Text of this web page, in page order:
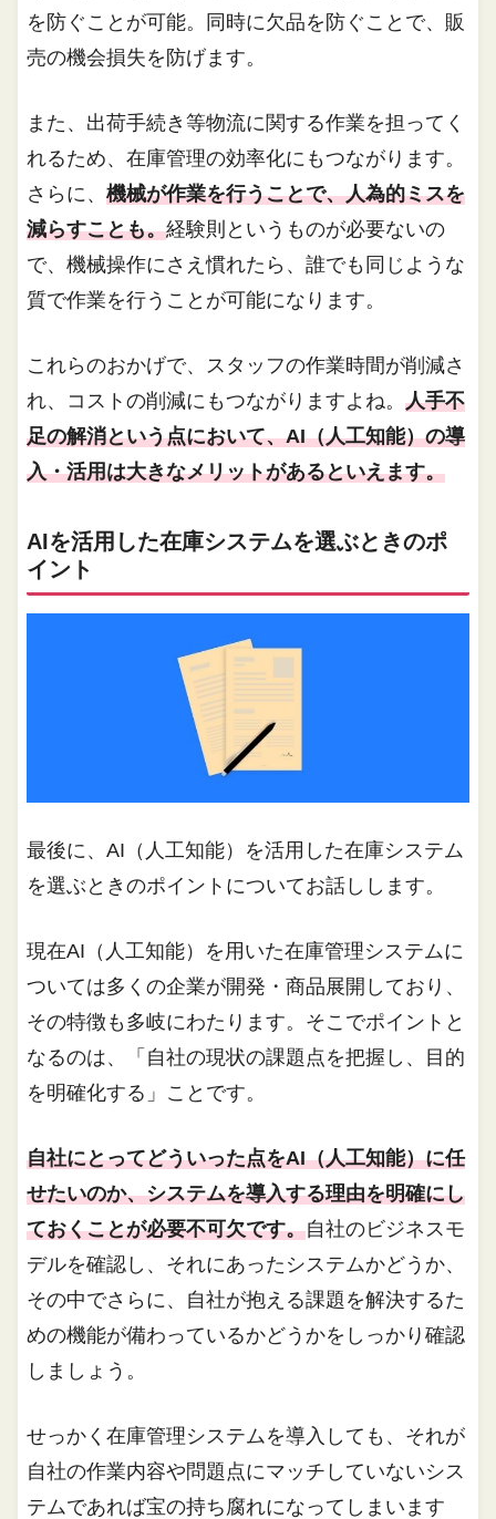
を防ぐことが可能。同時に欠品を防ぐことで、販
売の機会損失を防げます。
また、出荷手続き等物流に関する作業を担ってく
れるため、在庫管理の効率化にもつながります。
さらに、機械が作業を行うことで、人為的ミスを
減らすことも。経験則というものが必要ないの
で、機械操作にさえ慣れたら、誰でも同じような
質で作業を行うことが可能になります。
これらのおかげで、スタッフの作業時間が削減さ
れ、コストの削減にもつながりますよね。人手不
足の解消という点において、AI（人工知能）の導
入・活用は大きなメリットがあるといえます。
AIを活用した在庫システムを選ぶときのポ
イント
最後に、AI（人工知能）を活用した在庫システム
を選ぶときのポイントについてお話しします。
現在AI（人工知能）を用いた在庫管理システムに
ついては多くの企業が開発・商品展開しており、
その特徴も多岐にわたります。そこでポイントと
なるのは、「自社の現状の課題点を把握し、目的
を明確化する」ことです。
自社にとってどういった点をAI（人工知能）に任
せたいのか、システムを導入する理由を明確にし
ておくことが必要不可欠です。自社のビジネスモ
デルを確認し、それにあったシステムかどうか、
その中でさらに、自社が抱える課題を解決するた
めの機能が備わっているかどうかをしっかり確認
しましょう。
せっかく在庫管理システムを導入しても、それが
自社の作業内容や問題点にマッチしていないシス
テムであれば宝の持ち腐れになってしまいます